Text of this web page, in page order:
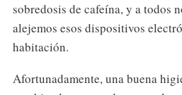
sobredosis de cafeína, y a todos
alejemos esos dispositivos
habitación.
Afortunadamente, una buena